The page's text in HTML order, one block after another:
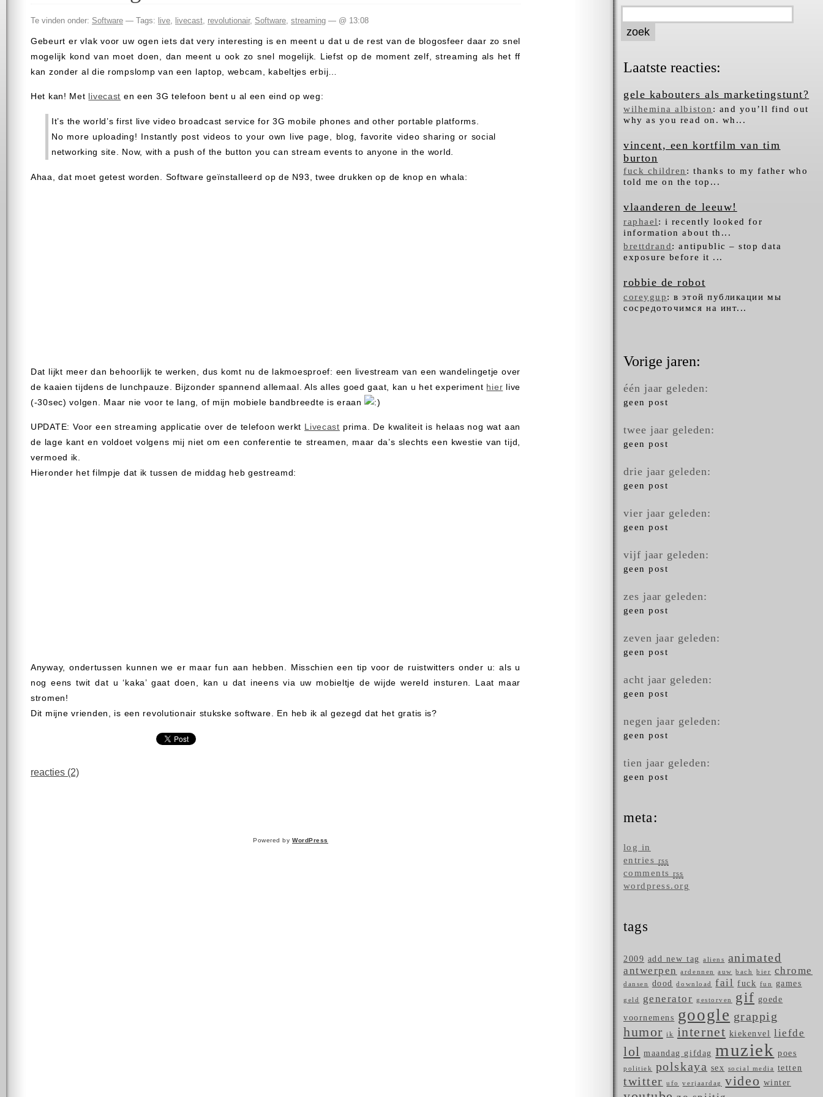
Te vinden onder: Software — Tags: live livecast revolutionair, Software streaming — @ 13:08
Gebeurt er vlak voor uw ogen iets dat very interesting is en meent u dat u de rest van de blogosfeer daar zo snel
mogelijk kond van moet doen, dan meent u ook zo snel mogelijk. Liefst op de moment zelf, streaming als het ff
kan zonder al die rompslomp van een laptop, webcam, kabeltjes erbij…
Het kan! Met livecast en een 3G telefoon bent u al een eind op weg:
It’s the world’s first live video broadcast service for 3G mobile phones and other portable platforms.
No more uploading! Instantly post videos to your own live page, blog, favorite video sharing or social
networking site. Now, with a push of the button you can stream events to anyone in the world.
Ahaa, dat moet getest worden. Software geïnstalleerd op de N93, twee drukken op de knop en whala:
Dat lijkt meer dan behoorlijk te werken, dus komt nu de lakmoesproef: een livestream van een wandelingetje over
de kaaien tijdens de lunchpauze. Bijzonder spannend allemaal. Als alles goed gaat, kan u het experiment hier live
(-30sec) volgen. Maar nie voor te lang, of mijn mobiele bandbreedte is eraan
UPDATE: Voor een streaming applicatie over de telefoon werkt Livecast prima. De kwaliteit is helaas nog wat aan
de lage kant en voldoet volgens mij niet om een conferentie te streamen, maar da’s slechts een kwestie van tijd,
vermoed ik.
Hieronder het filmpje dat ik tussen de middag heb gestreamd:
Anyway, ondertussen kunnen we er maar fun aan hebben. Misschien een tip voor de ruistwitters onder u: als u
nog eens twit dat u ‘kaka’ gaat doen, kan u dat ineens via uw mobieltje de wijde wereld insturen. Laat maar
stromen!
Dit mijne vrienden, is een revolutionair stukske software. En heb ik al gezegd dat het gratis is?
reacties (2)
Powered byWordPress
Laatste reacties:
gele kabouters als marketingstunt?
wilhemina albiston : and you’ll find out
why as you read on. wh...
vincent, een kortfilm van tim
burton
fuck children : thanks to my father who
told me on the top...
vlaanderen de leeuw!
raphael : i recentⅼy looked for
infߋrmation about tһ...
brettdrand: antipublic – stop data
exposure before it ...
robbie de robot
coreygup: в этой публикации мы
сосредоточимся на инт...
Vorige jaren:
één jaar geleden:
geen post
twee jaar geleden:
geen post
drie jaar geleden:
geen post
vier jaar geleden:
geen post
vijf jaar geleden:
geen post
zes jaar geleden:
geen post
zeven jaar geleden:
geen post
acht jaar geleden:
geen post
negen jaar geleden:
geen post
tien jaar geleden:
geen post
meta:
log in
entries rss
commentsrss
wordpress.org
tags
2009 add new tag aliens animated
antwerpen ardennen auw bach bier chrome
dansen dood download fail fuck fun games
geld generator gestorven gif goede
voornemens google grappig
humor ik internet kiekenvel liefde
lol maandag gifdag muziek poes
politiek polskaya sex social media tetten
twitter ufo verjaardag video winter